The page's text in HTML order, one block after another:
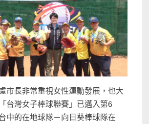
市長非常重視女性運動發展，也大
台灣女子棒球聯賽」已邁入第6
中的在地球隊－向日葵棒球隊在